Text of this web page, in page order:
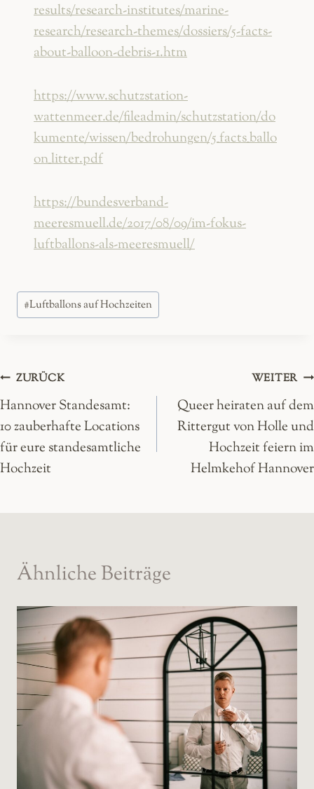
results/research-institutes/marine-
research/research-themes/dossiers/5-facts-
about-balloon-debris-1.htm
https://www.schutzstation-
wattenmeer.de/fileadmin/schutzstation/do
kumente/wissen/bedrohungen/5_facts_ballo
on_litter.pdf
https://bundesverband-
meeresmuell.de/2017/08/09/im-fokus-
luftballons-als-meeresmuell/
Schlagworte:
#Luftballons auf Hochzeiten
Beitragsnavigation
ZURÜCK
Hannover Standesamt:
10 zauberhafte Locations
für eure standesamtliche
Hochzeit
WEITER
Queer heiraten auf dem
Rittergut von Holle und
Hochzeit feiern im
Helmkehof Hannover
Ähnliche Beiträge